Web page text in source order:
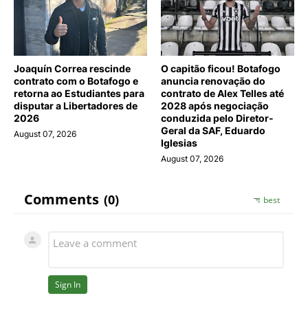
Joaquín Correa rescinde
contrato com o Botafogo e
retorna ao Estudiantes para
disputar a Libertadores de
2026
August 07, 2026
O capitão ficou! Botafogo
anuncia renovação do
contrato de Alex Telles até
2028 após negociação
conduzida pelo Diretor-
Geral da SAF, Eduardo
Iglesias
August 07, 2026